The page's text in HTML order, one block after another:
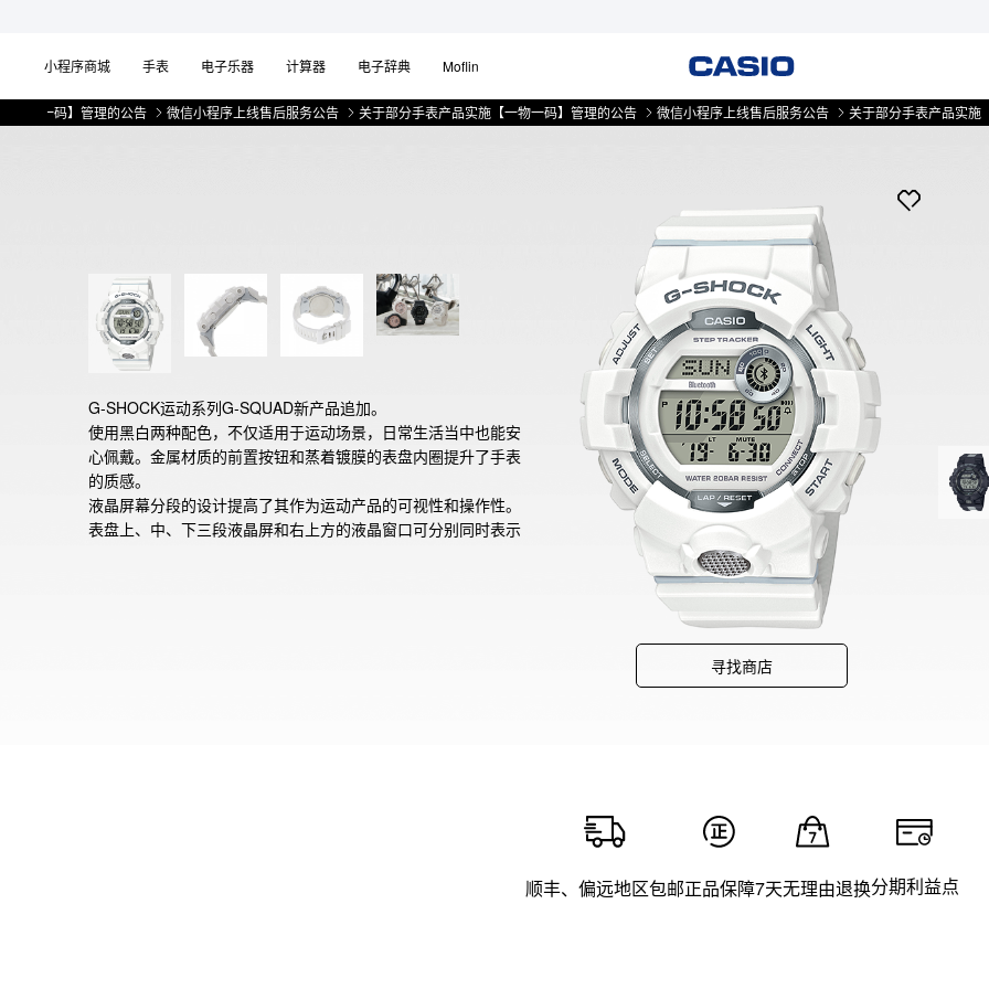
小程序商城 手表 电子乐器 计算器 电子辞典 Moflin
】管理的公告 微信小程序上线售后服务公告 关于部分手表产品实施【一物一码】管理的公告 微信小程序上线售后服务公告 关于部分手表产品实施【一物一
G-SHOCK运动系列G-SQUAD新产品追加。
使用黑白两种配色，不仅适用于运动场景，日常生活当中也能安
心佩戴。金属材质的前置按钮和蒸着镀膜的表盘内圈提升了手表
的质感。
液晶屏幕分段的设计提高了其作为运动产品的可视性和操作性。
表盘上、中、下三段液晶屏和右上方的液晶窗口可分别同时表示
寻找商店
顺丰、偏远地区包邮正品保障7天无理由退换分期利益点